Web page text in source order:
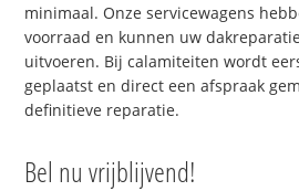
minimaal. Onze servicewagens
voorraad en kunnen uw
uitvoeren. Bij calamiteiten wordt
geplaatst en direct een afspraak
definitieve reparatie.
Bel nu vrijblijvend!